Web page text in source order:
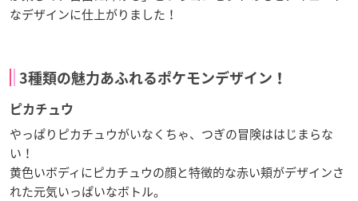
なデザインに仕上がりました！
3種類の魅力あふれるポケモンデザイン！
ピカチュウ
やっぱりピカチュウがいなくちゃ、つぎの冒険ははじまらな
い！
黄色いボディにピカチュウの顔と特徴的な赤い頬がデザインさ
れた元気いっぱいなボトル。